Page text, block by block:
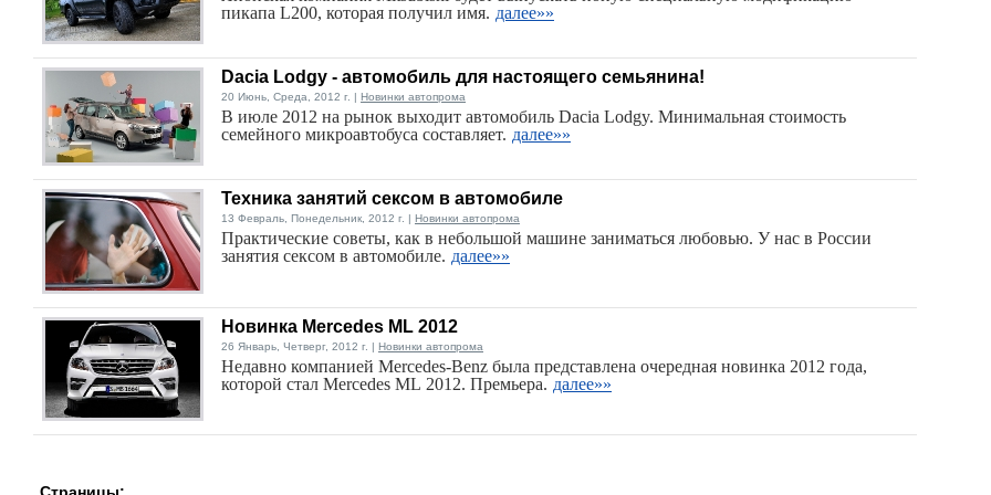
пикапа L200, которая получил имя. далее»»
Dacia Lodgy - автомобиль для настоящего семьянина!
20 Июнь, Среда, 2012 г. | Новинки автопрома
В июле 2012 на рынок выходит автомобиль Dacia Lodgy. Минимальная стоимость
семейного микроавтобуса составляет. далее»»
Техника занятий сексом в автомобиле
13 Февраль, Понедельник, 2012 г. | Новинки автопрома
Практические советы, как в небольшой машине заниматься любовью. У нас в России
занятия сексом в автомобиле. далее»»
Новинка Mercedes ML 2012
26 Январь, Четверг, 2012 г. | Новинки автопрома
Недавно компанией Mercedes-Benz была представлена очередная новинка 2012 года,
которой стал Mercedes ML 2012. Премьера. далее»»